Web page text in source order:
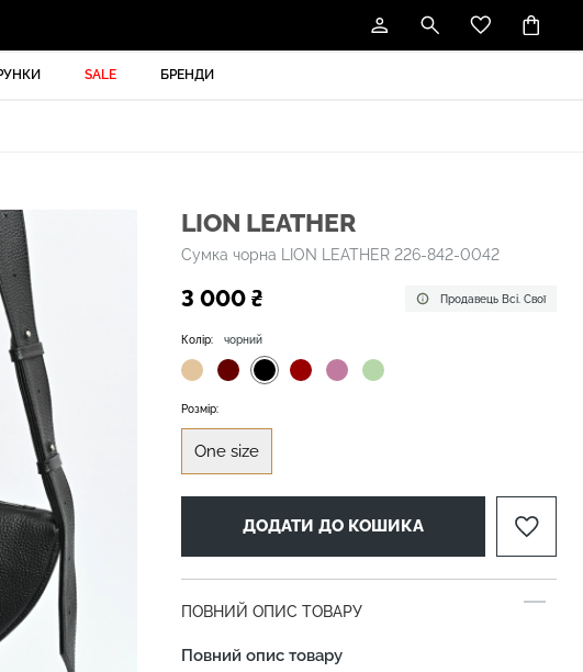
SALE БРЕНДИ
LION LEATHER
Сумка чорна LION LEATHER 226-842-0042
3 000 ₴ Продавець Всі. Свої
Колір: чорний
Розмір:
One size
ДОДАТИ ДО КОШИКА
ПОВНИЙ ОПИС ТОВАРУ
Повний опис товару